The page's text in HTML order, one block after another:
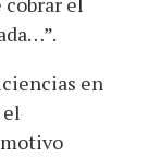
en